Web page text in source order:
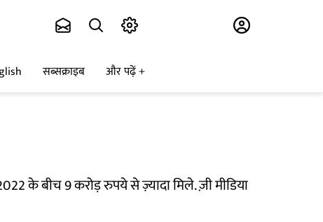
सब्सक्राइब और पढ़ें
के बीच 9 करोड़ रुपये से ज़्यादा मिले. ज़ी मीडिया